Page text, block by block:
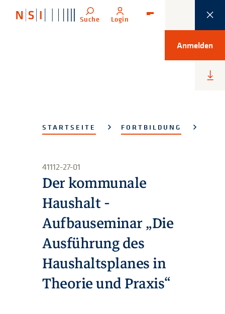
Suche Login
STARTSEITE FORTBILDUNG
41112-27-01
Der kommunale
Haushalt -
Aufbauseminar „Die
Ausführung des
Haushaltsplanes in
Theorie und Praxis“
Anmelden